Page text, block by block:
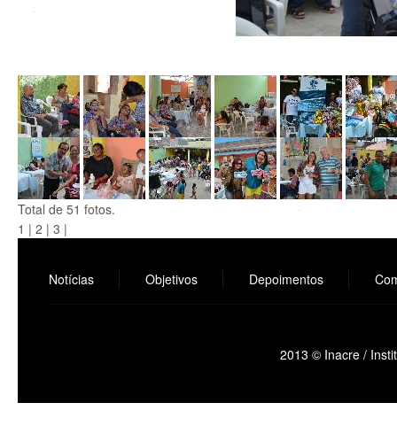
Total de 51 fotos.
1 | 2 | 3 |
Notícias Objetivos Depoimentos
2013 © Inacre /